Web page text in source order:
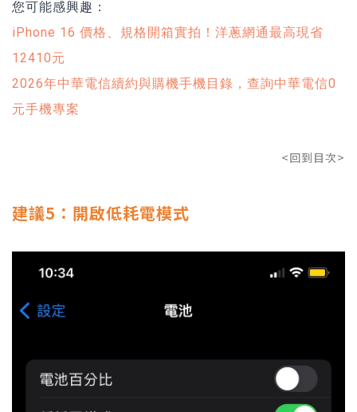
您可能感興趣：
iPhone 16 價格、規格開箱實拍！洋蔥網通最高現省
12410元
2026年中華電信續約與購機手機目錄，查詢中華電信0
元手機專案
<回到目次>
建議5：開啟低耗電模式